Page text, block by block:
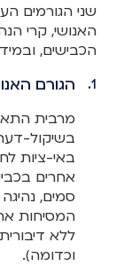
שני הגורמים
האנושי, קרי
הכבישים,
הגורם
מרבית
בשיקול-
באי-ציות
אחרים
סמים,
המסיחות
ללא
וכדומה).